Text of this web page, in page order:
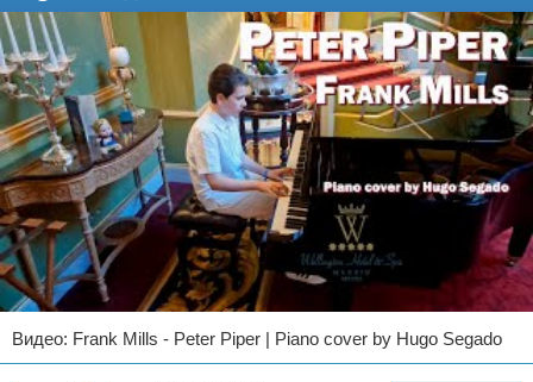
Видео: Frank Mills - Peter Piper | Piano cover by Hugo Segado